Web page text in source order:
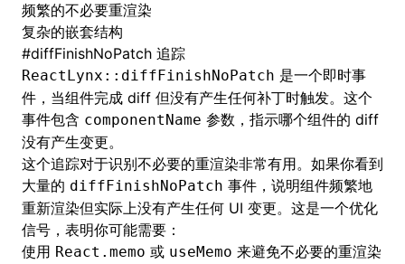
频繁的不必要重渲染
复杂的嵌套结构
#diffFinishNoPatch 追踪
ReactLynx::diffFinishNoPatch 是一个即时事
件，当组件完成 diff 但没有产生任何补丁时触发。这个
事件包含 componentName 参数，指示哪个组件的 diff
没有产生变更。
这个追踪对于识别不必要的重渲染非常有用。如果你看到
大量的 diffFinishNoPatch 事件，说明组件频繁地
重新渲染但实际上没有产生任何 UI 变更。这是一个优化
信号，表明你可能需要：
使用 React.memo 或 useMemo 来避免不必要的重渲染